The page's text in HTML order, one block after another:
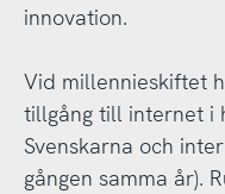
innovation.
Vid millennieskiftet
tillgång till internet i
Svenskarna och
gången samma år).